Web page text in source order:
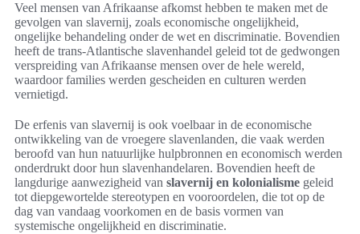
Veel mensen van Afrikaanse afkomst hebben te maken met de
gevolgen van slavernij, zoals economische ongelijkheid,
ongelijke behandeling onder de wet en discriminatie. Bovendien
heeft de trans-Atlantische slavenhandel geleid tot de gedwongen
verspreiding van Afrikaanse mensen over de hele wereld,
waardoor families werden gescheiden en culturen werden
vernietigd.
De erfenis van slavernij is ook voelbaar in de economische
ontwikkeling van de vroegere slavenlanden, die vaak werden
beroofd van hun natuurlijke hulpbronnen en economisch werden
onderdrukt door hun slavenhandelaren. Bovendien heeft de
langdurige aanwezigheid van slavernij en kolonialisme geleid
tot diepgewortelde stereotypen en vooroordelen, die tot op de
dag van vandaag voorkomen en de basis vormen van
systemische ongelijkheid en discriminatie.